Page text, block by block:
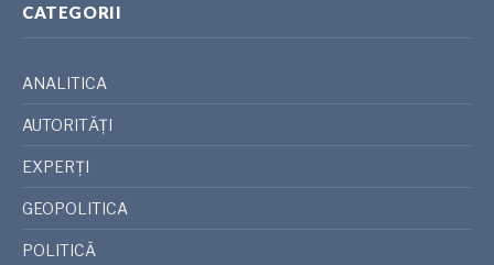
CATEGORII
ANALITICA
AUTORITĂȚI
EXPERȚI
GEOPOLITICA
POLITICĂ